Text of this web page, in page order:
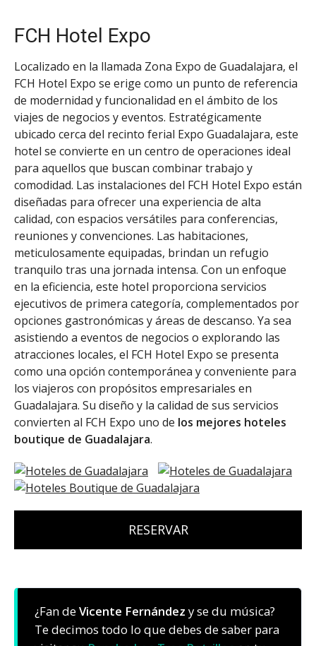
FCH Hotel Expo
Localizado en la llamada Zona Expo de Guadalajara, el
FCH Hotel Expo se erige como un punto de referencia
de modernidad y funcionalidad en el ámbito de los
viajes de negocios y eventos. Estratégicamente
ubicado cerca del recinto ferial Expo Guadalajara, este
hotel se convierte en un centro de operaciones ideal
para aquellos que buscan combinar trabajo y
comodidad. Las instalaciones del FCH Hotel Expo están
diseñadas para ofrecer una experiencia de alta
calidad, con espacios versátiles para conferencias,
reuniones y convenciones. Las habitaciones,
meticulosamente equipadas, brindan un refugio
tranquilo tras una jornada intensa. Con un enfoque
en la eficiencia, este hotel proporciona servicios
ejecutivos de primera categoría, complementados por
opciones gastronómicas y áreas de descanso. Ya sea
asistiendo a eventos de negocios o explorando las
atracciones locales, el FCH Hotel Expo se presenta
como una opción contemporánea y conveniente para
los viajeros con propósitos empresariales en
Guadalajara. Su diseño y la calidad de sus servicios
convierten al FCH Expo uno de los mejores hoteles
boutique de Guadalajara.
RESERVAR
¿Fan deVicente Fernández y se du música?
Te decimos todo lo que debes de saber para